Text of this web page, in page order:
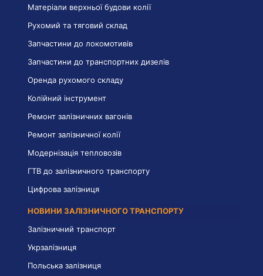
Матеріали верхньої будови колії
Рухомий та тяговий склад
Запчастини до локомотивів
Запчастини до транспортних дизелів
Оренда рухомого складу
Колійний інструмент
Ремонт залізничних вагонів
Ремонт залізничної колії
Модернізація тепловозів
ГТВ до залізничного транспорту
Цифрова залізниця
НОВИНИ ЗАЛІЗНИЧНОГО ТРАНСПОРТУ
Залізничний транспорт
Укрзалізниця
Польська залізниця